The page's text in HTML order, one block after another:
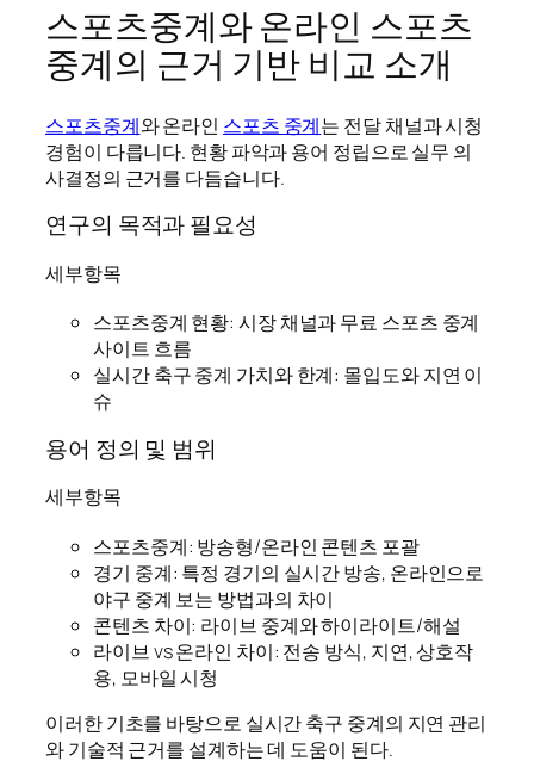
스포츠중계와 온라인 스포츠
중계의 근거 기반 비교 소개
스포츠중계와 온라인 스포츠 중계는 전달 채널과 시청
경험이 다릅니다. 현황 파악과 용어 정립으로 실무 의
사결정의 근거를 다듬습니다.
연구의 목적과 필요성
세부항목
스포츠중계 현황: 시장 채널과 무료 스포츠 중계
사이트 흐름
실시간 축구 중계 가치와 한계: 몰입도와 지연 이
슈
용어 정의 및 범위
세부항목
스포츠중계: 방송형/온라인 콘텐츠 포괄
경기 중계: 특정 경기의 실시간 방송, 온라인으로
야구 중계 보는 방법과의 차이
콘텐츠 차이: 라이브 중계와 하이라이트/해설
라이브 vs 온라인 차이: 전송 방식, 지연, 상호작
용, 모바일 시청
이러한 기초를 바탕으로 실시간 축구 중계의 지연 관리
와 기술적 근거를 설계하는 데 도움이 된다.